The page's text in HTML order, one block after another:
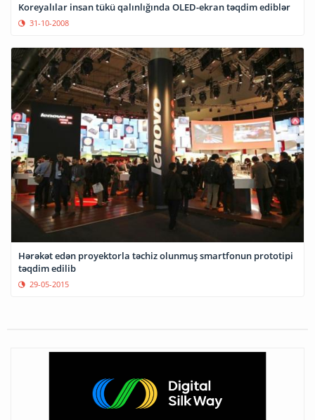
Koreyalılar insan tükü qalınlığında OLED-ekran təqdim ediblər
31-10-2008
Hərəkət edən proyektorla təchiz olunmuş smartfonun prototipi
təqdim edilib
29-05-2015